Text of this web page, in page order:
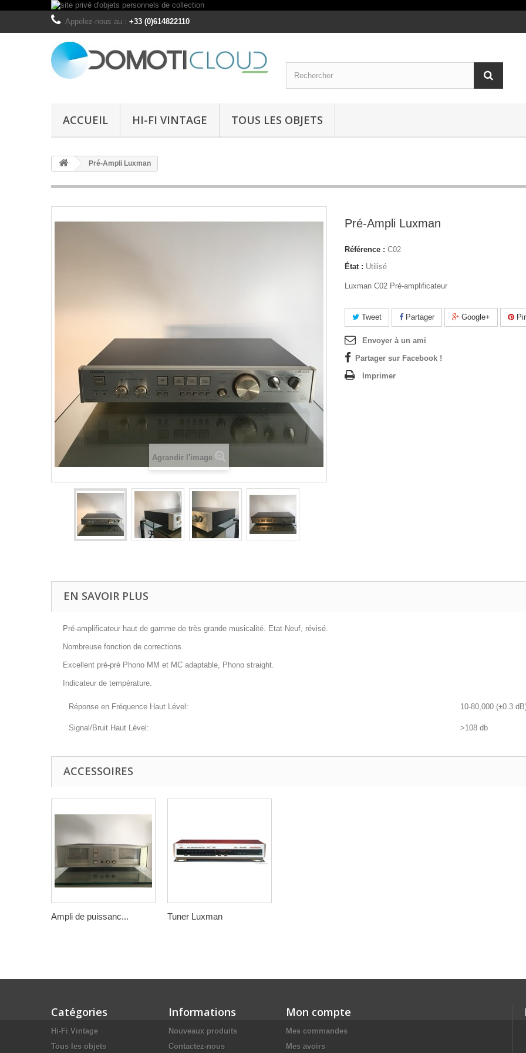
Appelez-nous au : +33 (0)614822110
ACCUEIL HI-FI VINTAGE TOUS LES OBJETS
Pré-Ampli Luxman
Agrandir l'image
Pré-Ampli Luxman
Référence : C02
État : Utilisé
Luxman C02 Pré-amplificateur
Tweet Partager Google+
Envoyer à un ami
Partager sur Facebook !
Imprimer
EN SAVOIR PLUS
Pré-amplificateur haut de gamme de très grande musicalité. Etat Neuf, révisé.
Nombreuse fonction de corrections.
Excellent pré-pré Phono MM et MC adaptable, Phono straight.
Indicateur de température.
Réponse en Fréquence Haut Lével: 10-80,000 (±0.3
Signal/Bruit Haut Lével: >108 db
ACCESSOIRES
Ampli de puissanc... Tuner Luxman
Catégories
Hi-Fi Vintage
Tous les objets
Informations
Nouveaux produits
Contactez-nous
Mon compte
Mes commandes
Mes avoirs